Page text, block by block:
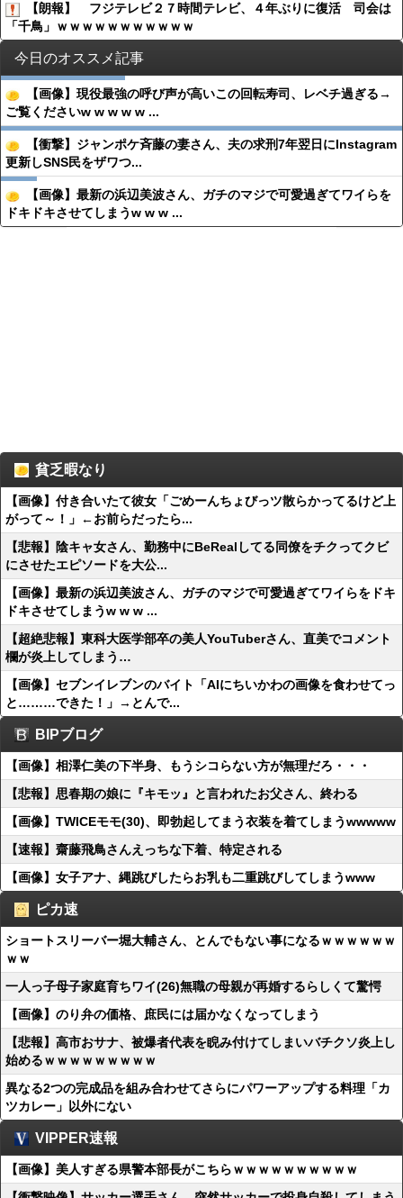
【朗報】 フジテレビ２７時間テレビ、４年ぶりに復活 司会は
「千鳥」ｗｗｗｗｗｗｗｗｗｗｗ
今日のオススメ記事
【画像】現役最強の呼び声が高いこの回転寿司、レベチ過ぎる→
ご覧くださいw w w w w ...
【衝撃】ジャンポケ斉藤の妻さん、夫の求刑7年翌日にInstagram
更新しSNS民をザワつ...
【画像】最新の浜辺美波さん、ガチのマジで可愛過ぎてワイらを
ドキドキさせてしまうw w w ...
貧乏暇なり
【画像】付き合いたて彼女「ごめーんちょびっツ散らかってるけど上
がって～！」←お前らだったら...
【悲報】陰キャ女さん、勤務中にBeRealしてる同僚をチクってクビ
にさせたエピソードを大公...
【画像】最新の浜辺美波さん、ガチのマジで可愛過ぎてワイらをドキ
ドキさせてしまうw w w ...
【超絶悲報】東科大医学部卒の美人YouTuberさん、直美でコメント
欄が炎上してしまう…
【画像】セブンイレブンのバイト「AIにちいかわの画像を食わせてっ
と………できた！」→とんで...
BIPブログ
【画像】相澤仁美の下半身、もうシコらない方が無理だろ・・・
【悲報】思春期の娘に『キモッ』と言われたお父さん、終わる
【画像】TWICEモモ(30)、即勃起してまう衣装を着てしまうwwwww
【速報】齋藤飛鳥さんえっちな下着、特定される
【画像】女子アナ、縄跳びしたらお乳も二重跳びしてしまうwww
ピカ速
ショートスリーバー堀大輔さん、とんでもない事になるｗｗｗｗｗｗ
ｗｗ
一人っ子母子家庭育ちワイ(26)無職の母親が再婚するらしくて驚愕
【画像】のり弁の価格、庶民には届かなくなってしまう
【悲報】高市おサナ、被爆者代表を睨み付けてしまいバチクソ炎上し
始めるｗｗｗｗｗｗｗｗｗ
異なる2つの完成品を組み合わせてさらにパワーアップする料理「カ
ツカレー」以外にない
VIPPER速報
【画像】美人すぎる県警本部長がこちらｗｗｗｗｗｗｗｗｗｗ